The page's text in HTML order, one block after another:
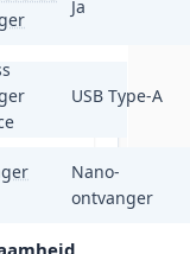
Ja
USB Type-A
Nano-
ontvanger